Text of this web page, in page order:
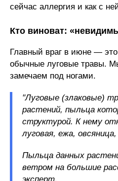
сейчас аллергия и как с
Кто виноват:
Главный враг в июне —
обычные луговые травы.
замечаем под ногами.
"Луговые (злаковые)
растений, пыльца
структурой. К нему
луговая, ежа,
Пыльца данных
ветром на большие